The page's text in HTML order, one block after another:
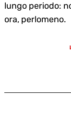
lungo periodo:
ora, perlomeno.